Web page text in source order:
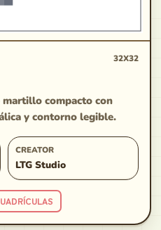
32X32
martillo compacto con
y contorno legible.
CREATOR
LTG Studio